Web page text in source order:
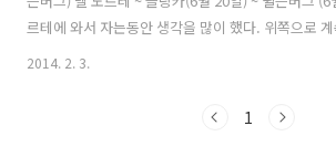
르테에 와서 자는동안 생각을 많이 했다. 위쪽으로
더 들어갈지 아니면 산을 하나 더 타야 하지만 윌슨버
연을 더 보고 즐기려 했지만 어제 본 산불은 내게 두
2014. 2. 3.
1